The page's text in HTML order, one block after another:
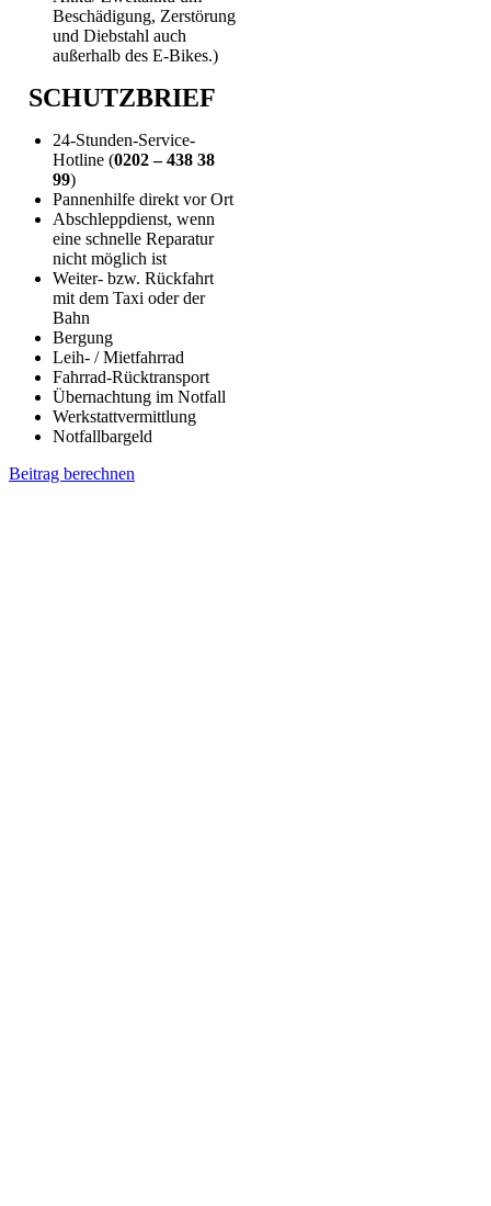
Beschädigung, Zerstörung
und Diebstahl auch
außerhalb des E-Bikes.)
SCHUTZBRIEF
24-Stunden-Service-
Hotline (0202 – 438 38
99)
Pannenhilfe direkt vor Ort
Abschlepp­dienst, wenn
eine schnelle Reparatur
nicht möglich ist
Weiter- bzw. Rückfahrt
mit dem Taxi oder der
Bahn
Bergung
Leih- / Mietfahrrad
Fahrrad-Rücktransport
Übernachtung im Notfall
Werkstatt­vermittlung
Notfallbargeld
Beitrag berechnen